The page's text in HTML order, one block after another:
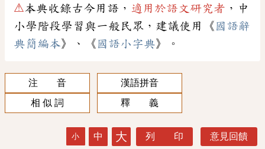
⚠本典收錄古今用語， 適用於語文研究者 ，中
小學階段學習與一般民眾，建議使用《 國語辭
典簡編本》、《 國語小字典》。
注 音
漢語拼音
相 似 詞
釋 義
小 中 大 列 印 意見回饋